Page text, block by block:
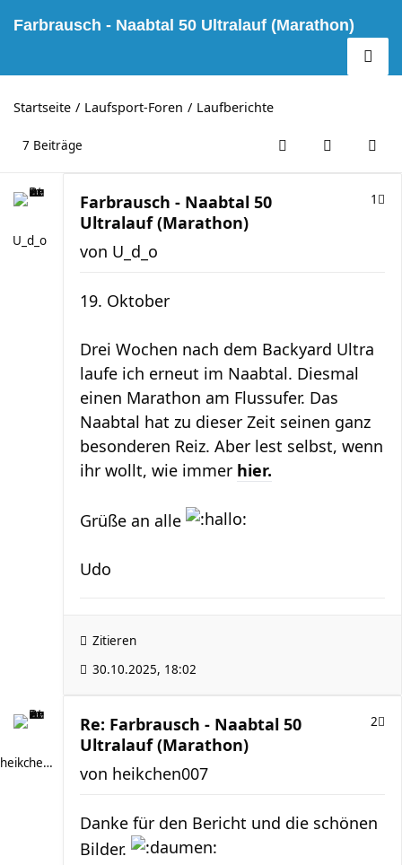
Farbrausch - Naabtal 50 Ultralauf (Marathon)
Startseite Laufsport-Foren Laufberichte
7 Beiträge
U_d_o
Farbrausch - Naabtal 50
Ultralauf (Marathon)
1
von U_d_o
19. Oktober
Drei Wochen nach dem Backyard Ultra
laufe ich erneut im Naabtal. Diesmal
einen Marathon am Flussufer. Das
Naabtal hat zu dieser Zeit seinen ganz
besonderen Reiz. Aber lest selbst, wenn
ihr wollt, wie immer hier.
Grüße an alle
Udo
Zitieren
30.10.2025, 18:02
heikchen007
Re: Farbrausch - Naabtal 50
Ultralauf (Marathon)
2
von heikchen007
Danke für den Bericht und die schönen
Bilder.